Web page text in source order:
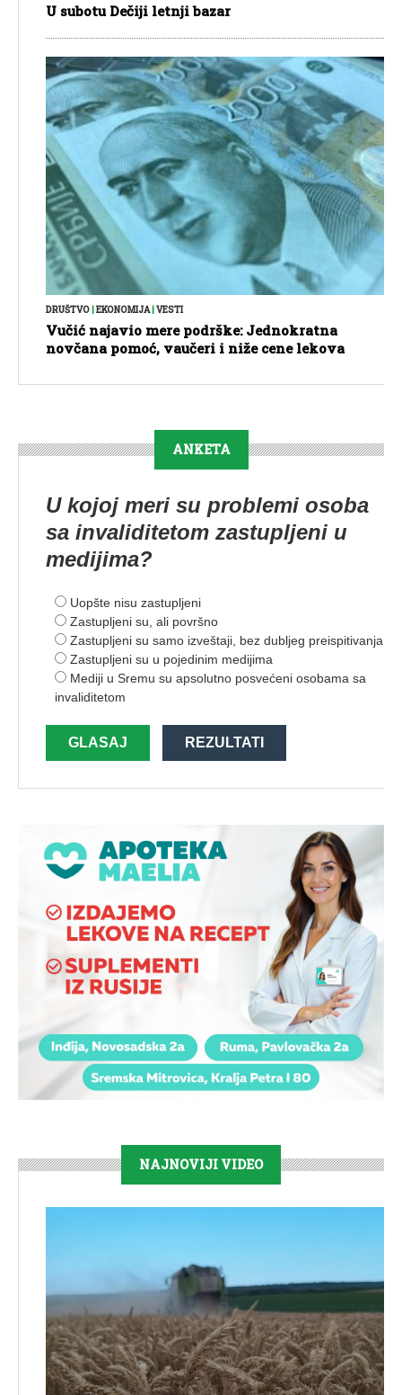
U subotu Dečiji letnji bazar
DRUŠTVO|EKONOMIJA|VESTI
Vučić najavio mere podrške: Jednokratna
novčana pomoć, vaučeri i niže cene lekova
ANKETA
U kojoj meri su problemi osoba
sa invaliditetom zastupljeni u
medijima?
Uopšte nisu zastupljeni
Zastupljeni su, ali površno
Zastupljeni su samo izveštaji, bez dubljeg preispitivanja
Zastupljeni su u pojedinim medijima
Mediji u Sremu su apsolutno posvećeni osobama sa
invaliditetom
GLASAJ REZULTATI
NAJNOVIJI VIDEO